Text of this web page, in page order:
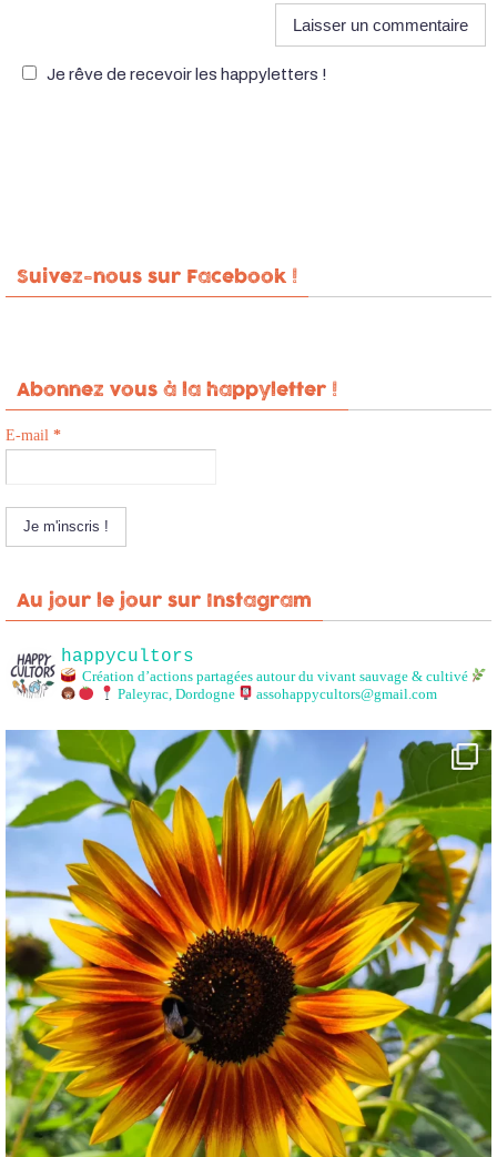
Je rêve de recevoir les happyletters !
Suivez-nous sur Facebook !
Abonnez vous à la happyletter !
E-mail *
Au jour le jour sur Instagram
happycultors
Création d’actions partagées autour du vivant sauvage & cultivé
Paleyrac, Dordogne
assohappycultors@gmail.com